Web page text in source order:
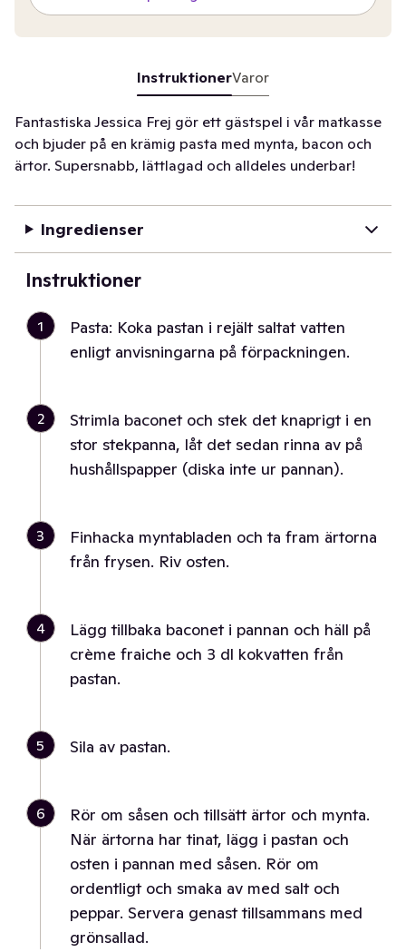
InstruktionerVaror
Fantastiska Jessica Frej gör ett gästspel i vår matkasse
och bjuder på en krämig pasta med mynta, bacon och
ärtor. Supersnabb, lättlagad och alldeles underbar!
Ingredienser
Instruktioner
1
Pasta: Koka pastan i rejält saltat vatten
enligt anvisningarna på förpackningen.
2
Strimla baconet och stek det knaprigt i en
stor stekpanna, låt det sedan rinna av på
hushållspapper (diska inte ur pannan).
3
Finhacka myntabladen och ta fram ärtorna
från frysen. Riv osten.
4
Lägg tillbaka baconet i pannan och häll på
crème fraiche och 3 dl kokvatten från
pastan.
5 Sila av pastan.
6
Rör om såsen och tillsätt ärtor och mynta.
När ärtorna har tinat, lägg i pastan och
osten i pannan med såsen. Rör om
ordentligt och smaka av med salt och
peppar. Servera genast tillsammans med
grönsallad.